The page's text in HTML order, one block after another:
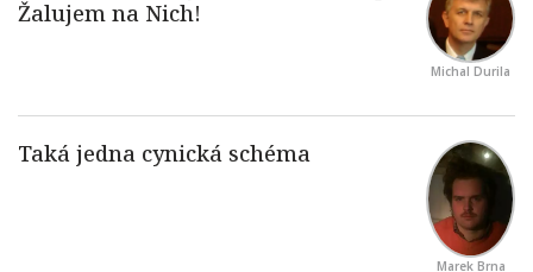
Michal Durila
Marek Brna